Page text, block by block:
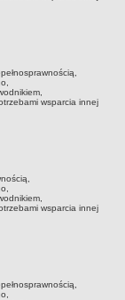
wsparcia innej
wsparcia innej